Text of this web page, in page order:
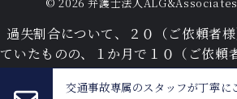
過失割合について、２０（ご依頼者
ていたものの、１か月で１０（ご依頼
合意した事例
交通事故専属のスタッフが丁寧に